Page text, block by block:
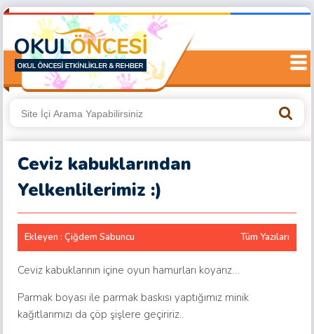
Ceviz kabuklarından
Yelkenlilerimiz :)
Ekleyen : Çiğdem Sabuncu Tüm Yazıları
Ceviz kabuklarının içine oyun hamurları koyarız…
Parmak boyası ile parmak baskısı yaptığımız minik
kağıtlarımızı da çöp şişlere geçiririz..